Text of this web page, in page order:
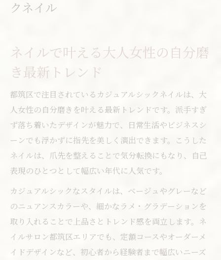
クネイル
ネイルで叶える大人女性の自分磨
き最新トレンド
都筑区で注目されているカジュアルシックネイルは、大
人女性の自分磨きを叶える最新トレンドです。派手すぎ
ず落ち着いたデザインが魅力で、日常生活やビジネスシ
ーンでも浮かずに指先を美しく演出できます。こうした
ネイルは、爪先を整えることで気分転換にもなり、自己
表現のひとつとして幅広い年代に人気です。
カジュアルシックなスタイルは、ベージュやグレーなど
のニュアンスカラーや、細かなラメ・グラデーションを
取り入れることで上品さとトレンド感を両立します。ネ
イルサロン都筑区エリアでも、定額コースやオーダーメ
イドデザインなど、初心者から経験者まで幅広いニーズ